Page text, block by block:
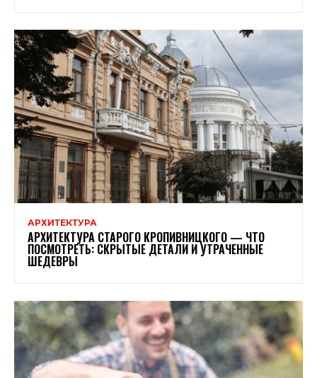
АРХИТЕКТУРА
АРХИТЕКТУРА СТАРОГО КРОПИВНИЦКОГО — ЧТО
ПОСМОТРЕТЬ: СКРЫТЫЕ ДЕТАЛИ И УТРАЧЕННЫЕ
ШЕДЕВРЫ